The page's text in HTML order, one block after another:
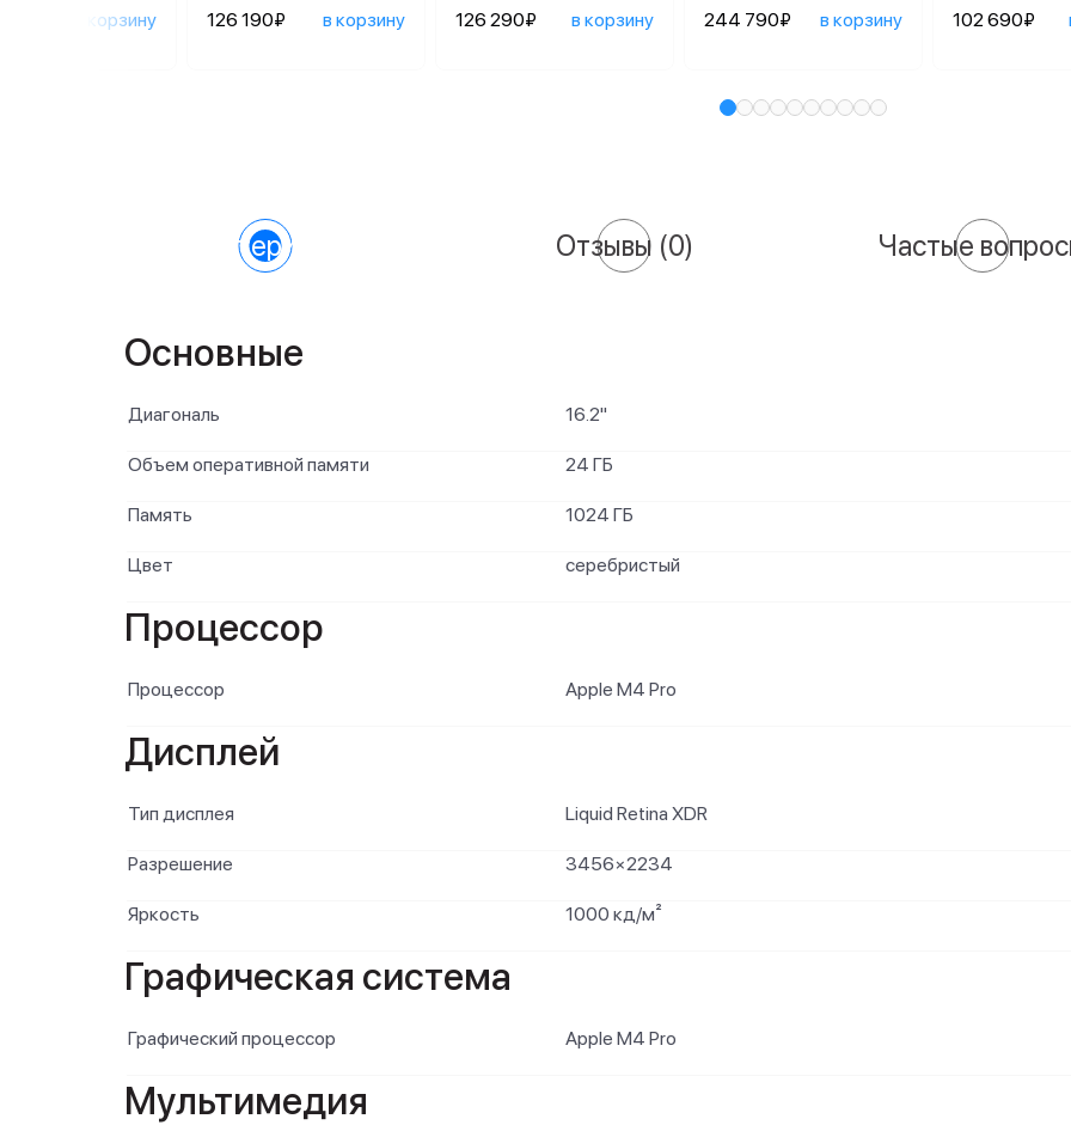
в корзину 126 190₽ в корзину 126 290₽ в корзину
244 790₽
в корзину 102 690₽
Характеристики Отзывы (0) Частые
Основные
Диагональ 16.2"
Объем оперативной памяти 24 ГБ
Память 1024 ГБ
Цвет серебристый
Процессор
Процессор Apple M4 Pro
Дисплей
Тип дисплея Liquid Retina XDR
Разрешение 3456×2234
Яркость 1000 кд/м²
Графическая система
Графический процессор Apple M4 Pro
Мультимедия